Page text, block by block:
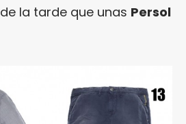
la tarde que unas Persol